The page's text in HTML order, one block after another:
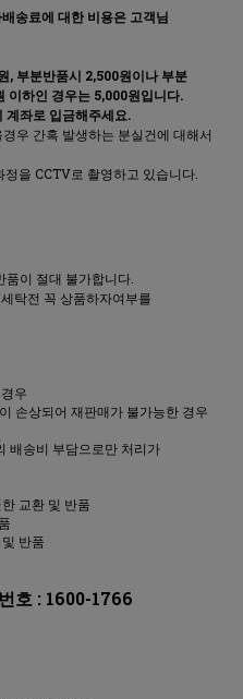
송료에 대한 비용은 고객님
, 부분반품시 2,500원이나 부분
이하인 경우는 5,000원입니다.
계좌로 입금해주세요.
우 간혹 발생하는 분실건에 대해서
을 CCTV로 촬영하고 있습니다.
이 절대 불가합니다.
탁전 꼭 상품하자여부를
우
손상되어 재판매가 불가능한 경우
배송비 부담으로만 처리가
교환 및 반품
반품
호 : 1600-1766